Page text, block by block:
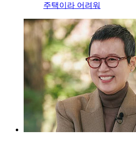
주택이라 어려워